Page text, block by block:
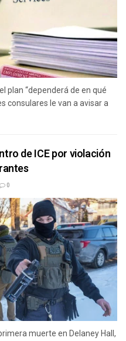
plan “dependerá de en qué
consulares le van a avisar a
de ICE por violación
0
muerte en Delaney Hall,